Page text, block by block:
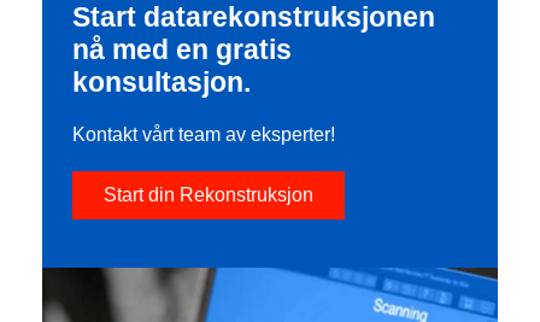
Start datarekonstruksjonen
nå med en gratis
konsultasjon.
Kontakt vårt team av eksperter!
Start din Rekonstruksjon